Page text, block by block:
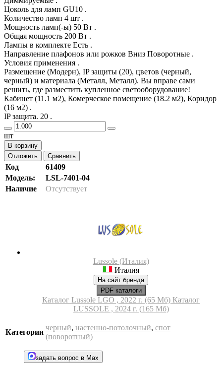
Цоколь для ламп GU10 .
Количество ламп 4 шт .
Мощность ламп(-ы) 50 Вт .
Общая мощность 200 Вт .
Лампы в комплекте Есть .
Направление плафонов или рожков Вниз Поворотные .
Условия применения .
Размещение (Модерн), IP защиты (20), цветов (черный,
черный) и материала (Металл, Металл). Вы вправе сами
решить, где разместить купленное светооборудование!
Кабинет (11.1 м2), Комерческое помещение (18.2 м2), Коридор
(16 м2) .
IP защита. 20 .
шт
В корзину
Отложить
Сравнить
Код
61409
Модель:
LSL-7401-04
Наличие
Отсутствует
Lussole (Италия)
Италия
На сайт бренда
PDF каталоги
Каталог Lussole LGO , 2022 г. (65 Мб) Каталог
LUSSOLE , 2024 г. (165 Мб)
Категории
черный, настенно-потолочный, спот
(поворотный)
задать вопрос в Max